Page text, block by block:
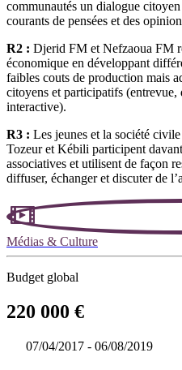
communautés un dialogue
courants de pensées et des
R2 : Djerid FM et Nefzaoua FM
économique en développant
faibles couts de production mais
citoyens et participatifs (entrevue,
interactive).
R3 : Les jeunes et la société
Tozeur et Kébili participent
associatives et utilisent de façon
diffuser, échanger et discuter de
Médias & Culture
Budget global
220 000 €
07/04/2017 - 06/08/2019